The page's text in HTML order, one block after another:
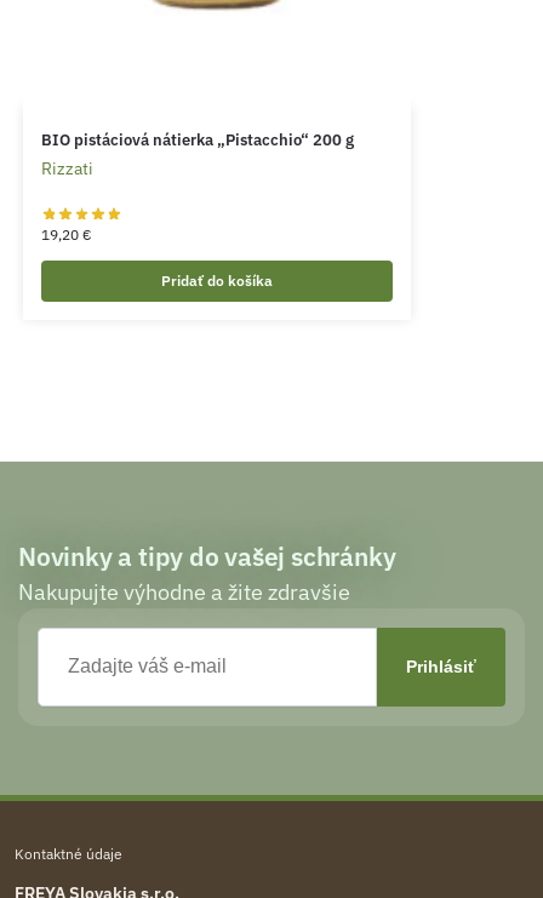
BIO pistáciová nátierka „Pistacchio“ 200 g
Rizzati
19,20 €
Pridať do košíka
Novinky a tipy do vašej schránky
Nakupujte výhodne a žite zdravšie
Kontaktné údaje
FREYA Slovakia s.r.o.